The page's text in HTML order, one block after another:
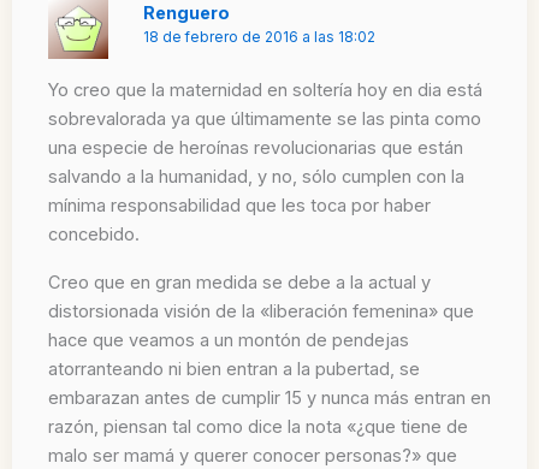
Renguero
18 de febrero de 2016 a las 18:02
Yo creo que la maternidad en soltería hoy en dia está
sobrevalorada ya que últimamente se las pinta como
una especie de heroínas revolucionarias que están
salvando a la humanidad, y no, sólo cumplen con la
mínima responsabilidad que les toca por haber
concebido.
Creo que en gran medida se debe a la actual y
distorsionada visión de la «liberación femenina» que
hace que veamos a un montón de pendejas
atorranteando ni bien entran a la pubertad, se
embarazan antes de cumplir 15 y nunca más entran en
razón, piensan tal como dice la nota «¿que tiene de
malo ser mamá y querer conocer personas?» que